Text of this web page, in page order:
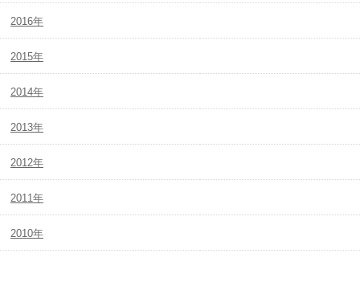
2016年
2015年
2014年
2013年
2012年
2011年
2010年